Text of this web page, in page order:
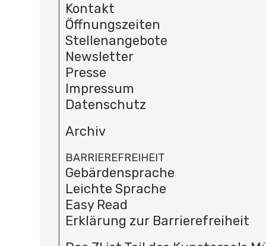
Kontakt
Öffnungszeiten
Stellenangebote
Newsletter
Presse
Impressum
Datenschutz
Archiv
BARRIEREFREIHEIT
Gebärdensprache
Leichte Sprache
Easy Read
Erklärung zur Barrierefreiheit